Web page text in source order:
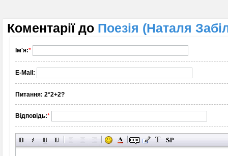
Коментарії до Поезія (Наталя
Ім'я:*
E-Mail:
Питання: 2*2+2?
Відповідь:*